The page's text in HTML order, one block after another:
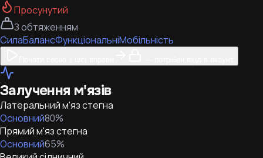
Просунутий
З обтяженням
СилаБалансФункціональніМобільність
Залучення м'язів
Латеральний м'яз стегна
Основний80%
Прямий м'яз стегна
Основний65%